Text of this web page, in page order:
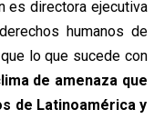
es directora ejecutiva
humanos de
lo que sucede con
de amenaza que
de Latinoamérica y